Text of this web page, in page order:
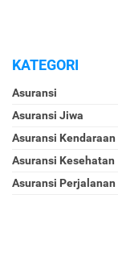
KATEGORI
Asuransi
Asuransi Jiwa
Asuransi Kendaraan
Asuransi Kesehatan
Asuransi Perjalanan